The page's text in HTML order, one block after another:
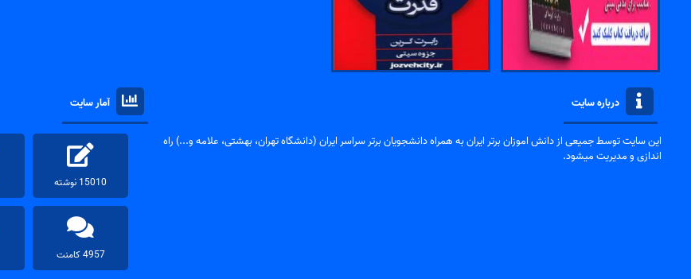
درباره سایت
این سایت توسط جمیعی از دانش اموزان برتر ایران به همراه دانشجویان برتر سراسر ایران (دانشگاه تهران، بهشتی، علامه و...) راه
اندازی و مدیریت میشود.
آمار سایت
15010 نوشته
4957 کامنت